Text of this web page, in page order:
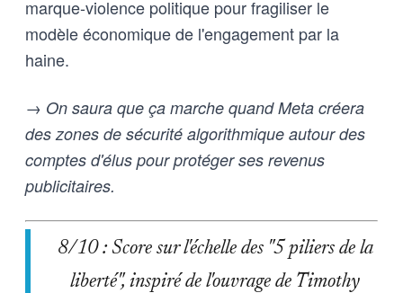
marque-violence politique pour fragiliser le
modèle économique de l'engagement par la
haine.
→ On saura que ça marche quand Meta créera
des zones de sécurité algorithmique autour des
comptes d'élus pour protéger ses revenus
publicitaires.
8/10 : Score sur l'échelle des "5 piliers de la
liberté", inspiré de l'ouvrage de Timothy